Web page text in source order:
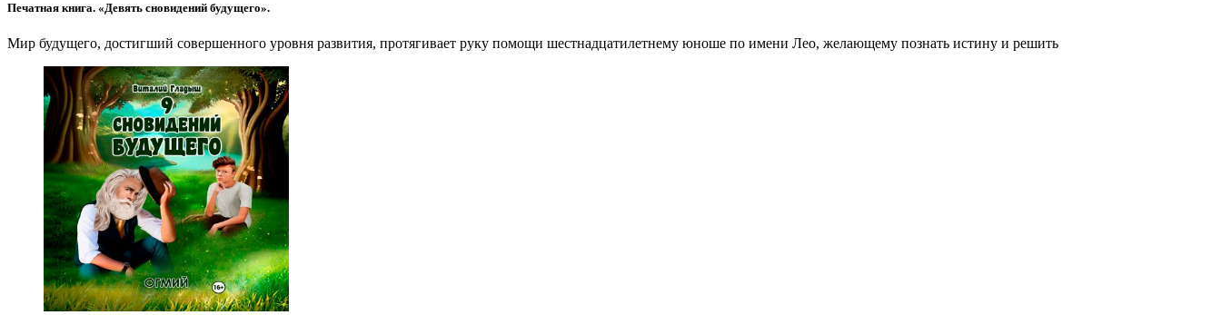
Печатная книга. «Девять сновидений будущего».
Мир будущего, достигший совершенного уровня развития, протягивает руку помощи шестнадцатилетнему юноше по имени Лео, желающему познать истину и решить